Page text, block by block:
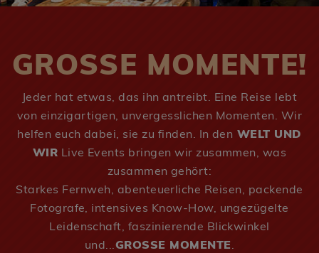
GROSSE MOMENTE!
Jeder hat etwas, das ihn antreibt. Eine Reise lebt
von einzigartigen, unvergesslichen Momenten. Wir
helfen euch dabei, sie zu finden. In den WELT UND
WIR Live Events bringen wir zusammen, was
zusammen gehört:
Starkes Fernweh, abenteuerliche Reisen, packende
Fotografe, intensives Know-How, ungezügelte
Leidenschaft, faszinierende Blickwinkel
und...GROSSE MOMENTE.